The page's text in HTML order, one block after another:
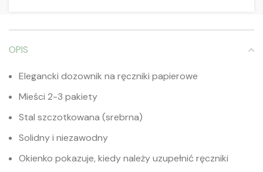
OPIS
Elegancki dozownik na ręczniki papierowe
Mieści 2-3 pakiety
Stal szczotkowana (srebrna)
Solidny i niezawodny
Okienko pokazuje, kiedy należy uzupełnić ręczniki